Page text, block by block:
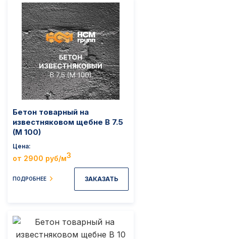
Бетон товарный на
известняковом щебне B 7.5
(M 100)
Цена
от 2900 руб/м3
ПОДРОБНЕЕ ЗАКАЗАТЬ